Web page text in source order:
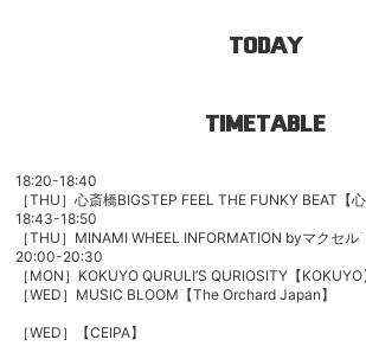
TODAY
TIMETABLE
18:20-18:40
［THU］心斎橋BIGSTEP FEEL THE FUNKY BEAT【
18:43-18:50
［THU］MINAMI WHEEL INFORMATION byマクセル
20:00-20:30
［MON］ KOKUYO QURULI’S QURIOSITY 【KOKUYO
［WED］MUSIC BLOOM 【The Orchard Japan】
［WED］【CEIPA】